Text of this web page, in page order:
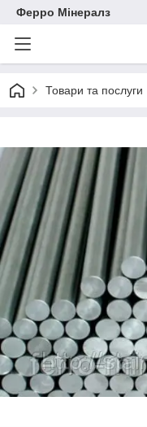
Ферро Мінералз
Товари та послуги